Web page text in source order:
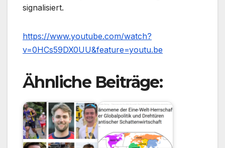
signalisiert.
https://www.youtube.com/watch?
v=0HCs59DX0UU&feature=youtu.be
Ähnliche Beiträge: